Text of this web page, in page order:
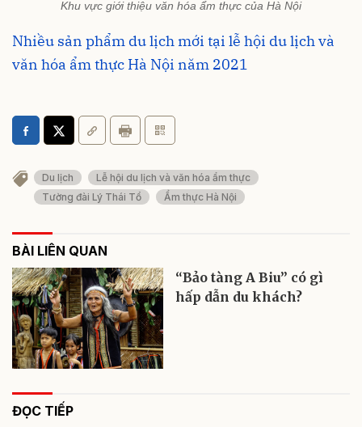
Khu vực giới thiệu văn hóa ẩm thực của Hà Nội
Nhiều sản phẩm du lịch mới tại lễ hội du lịch và
văn hóa ẩm thực Hà Nội năm 2021
Du lịch
Lễ hội du lịch và văn hóa ẩm thực
Tường đài Lý Thái Tổ
Ẩm thực Hà Nội
BÀI LIÊN QUAN
“Bảo tàng A Biu” có gì
hấp dẫn du khách?
ĐỌC TIẾP